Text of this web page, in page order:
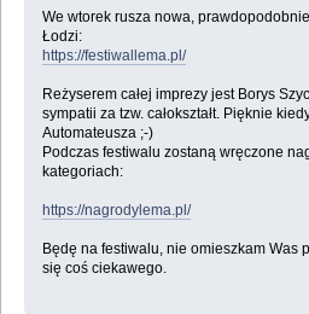
We wtorek rusza nowa,
Łodzi:
https://festiwallema.pl/
Reżyserem całej imprezy jest Borys
sympatii za tzw. całokształt. Pięknie
Automateusza ;-)
Podczas festiwalu zostaną wręczone
kategoriach:
https://nagrodylema.pl/
Będę na festiwalu, nie omieszkam Was
się coś ciekawego.